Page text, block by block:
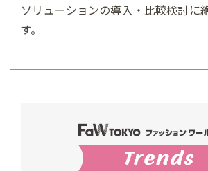
ソリューションの導入・比較検討に
す。